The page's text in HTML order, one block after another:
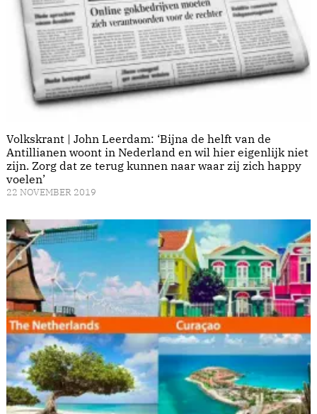
Volkskrant | John Leerdam: ‘Bijna de helft van de
Antillianen woont in Nederland en wil hier eigenlijk niet
zijn. Zorg dat ze terug kunnen naar waar zij zich happy
voelen’
22 NOVEMBER 2019